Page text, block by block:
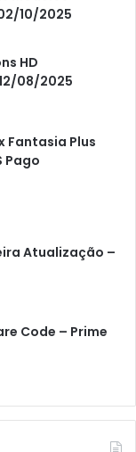
10/2025
HD
08/2025
Fantasia Plus
Pago
Atualização –
Code – Prime